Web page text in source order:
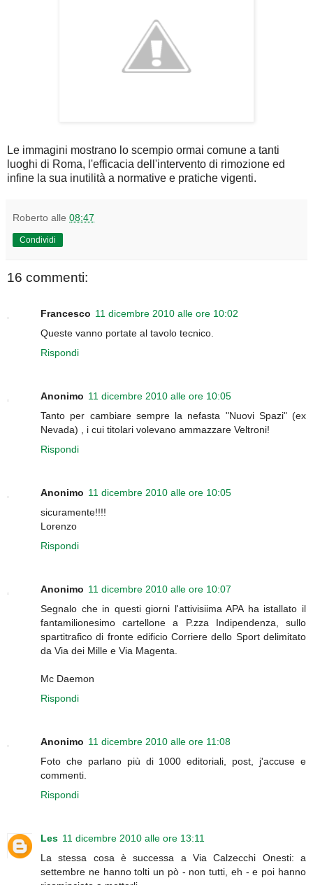
Le immagini mostrano lo scempio ormai comune a tanti
luoghi di Roma, l'efficacia dell'intervento di rimozione ed
infine la sua inutilità a normative e pratiche vigenti.
Roberto alle 08:47
Condividi
16 commenti:
Francesco 11 dicembre 2010 alle ore 10:02
Queste vanno portate al tavolo tecnico.
Rispondi
Anonimo 11 dicembre 2010 alle ore 10:05
Tanto per cambiare sempre la nefasta "Nuovi Spazi" (ex
Nevada) , i cui titolari volevano ammazzare Veltroni!
Rispondi
Anonimo 11 dicembre 2010 alle ore 10:05
sicuramente!!!!
Lorenzo
Rispondi
Anonimo 11 dicembre 2010 alle ore 10:07
Segnalo che in questi giorni l'attivisiima APA ha istallato il
fantamilionesimo cartellone a P.zza Indipendenza, sullo
spartitrafico di fronte edificio Corriere dello Sport delimitato
da Via dei Mille e Via Magenta.
Mc Daemon
Rispondi
Anonimo 11 dicembre 2010 alle ore 11:08
Foto che parlano più di 1000 editoriali, post, j'accuse e
commenti.
Rispondi
Les 11 dicembre 2010 alle ore 13:11
La stessa cosa è successa a Via Calzecchi Onesti: a
settembre ne hanno tolti un pò - non tutti, eh - e poi hanno